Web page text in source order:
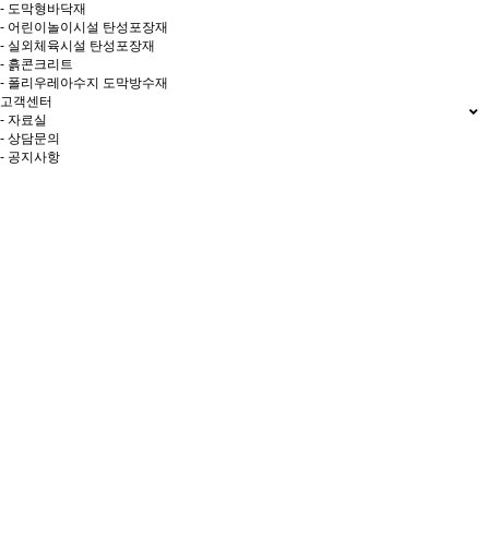
- 도막형바닥재
- 어린이놀이시설 탄성포장재
- 실외체육시설 탄성포장재
- 흙콘크리트
- 폴리우레아수지 도막방수재
고객센터
- 자료실
- 상담문의
- 공지사항